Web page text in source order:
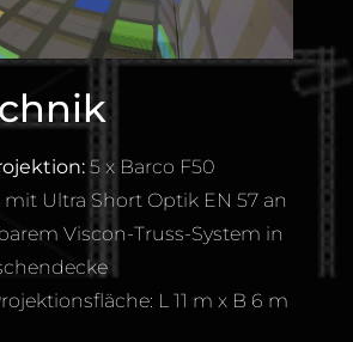
5 x Barco F50
mit Ultra Short Optik EN 57 an
Viscon-Truss-System in
L 11 m x B 6 m